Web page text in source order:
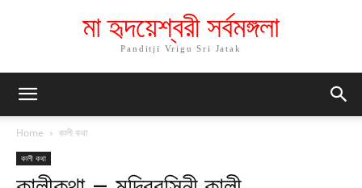
মা হৃদয়েশ্বরী সর্বমঙ্গলা
Panditji Vrigu Sri Jatak
Home কালী কথা
কালী কথা